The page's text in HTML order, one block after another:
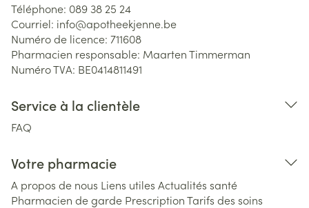
Téléphone: 089 38 25 24
Courriel: info@apotheekjenne.be
Numéro de licence: 711608
Pharmacien responsable: Maarten Timmerman
Numéro TVA: BE0414811491
Service à la clientèle
FAQ
Votre pharmacie
A propos de nous Liens utiles Actualités santé
Pharmacien de garde PrescriptionTarifs des soins